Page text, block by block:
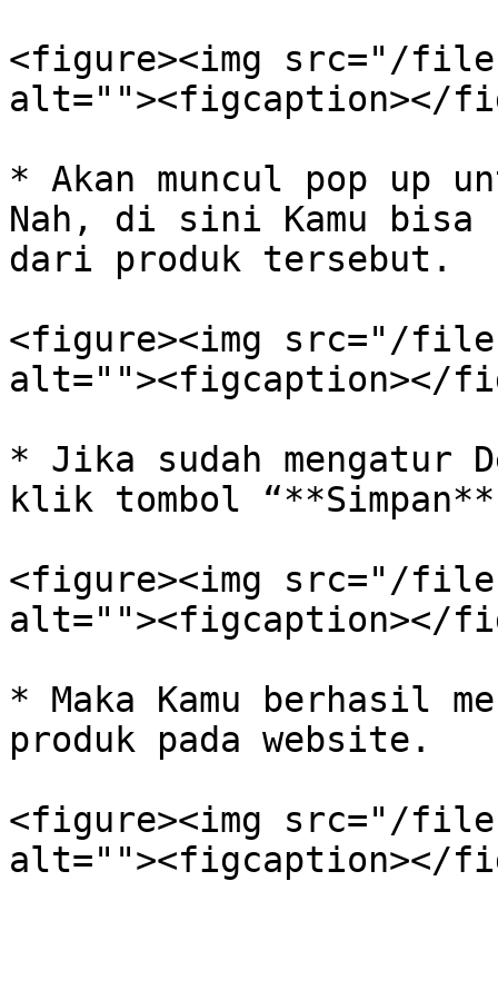
<figure><img src="/
alt=""><figcaption></
* Akan muncul pop up
Nah, di sini Kamu bisa
dari produk tersebut.
<figure><img src="/files/
alt=""><figcaption></
* Jika sudah mengatur
klik tombol
<figure><img src="/files/
alt=""><figcaption></
* Maka Kamu berhasil
produk pada website.
<figure><img src="/files/